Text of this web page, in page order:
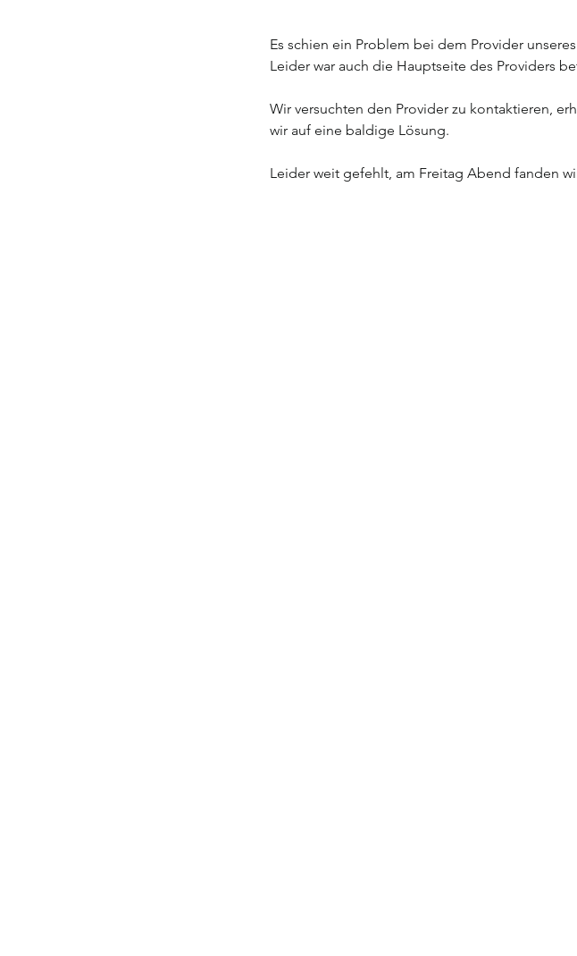
Es schien ein Problem bei dem Provider
Leider war auch die Hauptseite des Providers
Wir versuchten den Provider zu kontaktieren,
wir auf eine baldige Lösung.
Leider weit gefehlt, am Freitag Abend fanden